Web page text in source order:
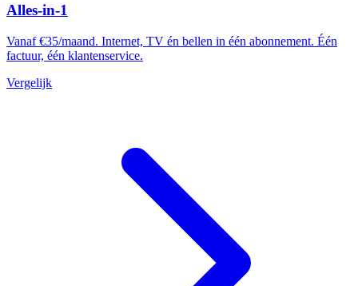
Alles-in-1
Vanaf €35/maand. Internet, TV én bellen in één abonnement. Één
factuur, één klantenservice.
Vergelijk